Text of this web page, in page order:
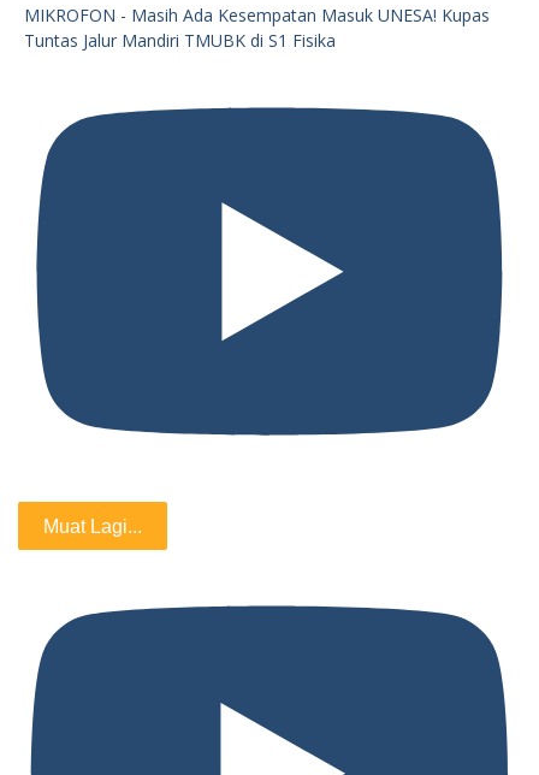
MIKROFON - Masih Ada Kesempatan Masuk UNESA! Kupas
Tuntas Jalur Mandiri TMUBK di S1 Fisika
Muat Lagi...